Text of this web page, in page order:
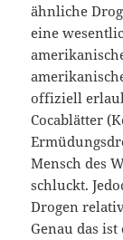
ähnliche
eine
offiziell
Cocablätter
Mensch des
schluckt.
Drogen
Genau das